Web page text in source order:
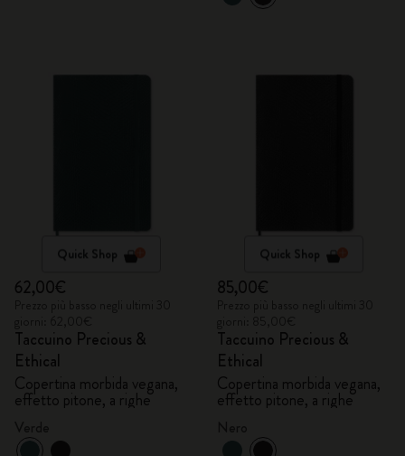
Quick Shop
62,00€
Taccuino Precious &
Ethical
Copertina morbida vegana,
effetto pitone, a righe
Quick Shop
85,00€
Taccuino Precious &
Ethical
Copertina morbida vegana,
effetto pitone, a righe